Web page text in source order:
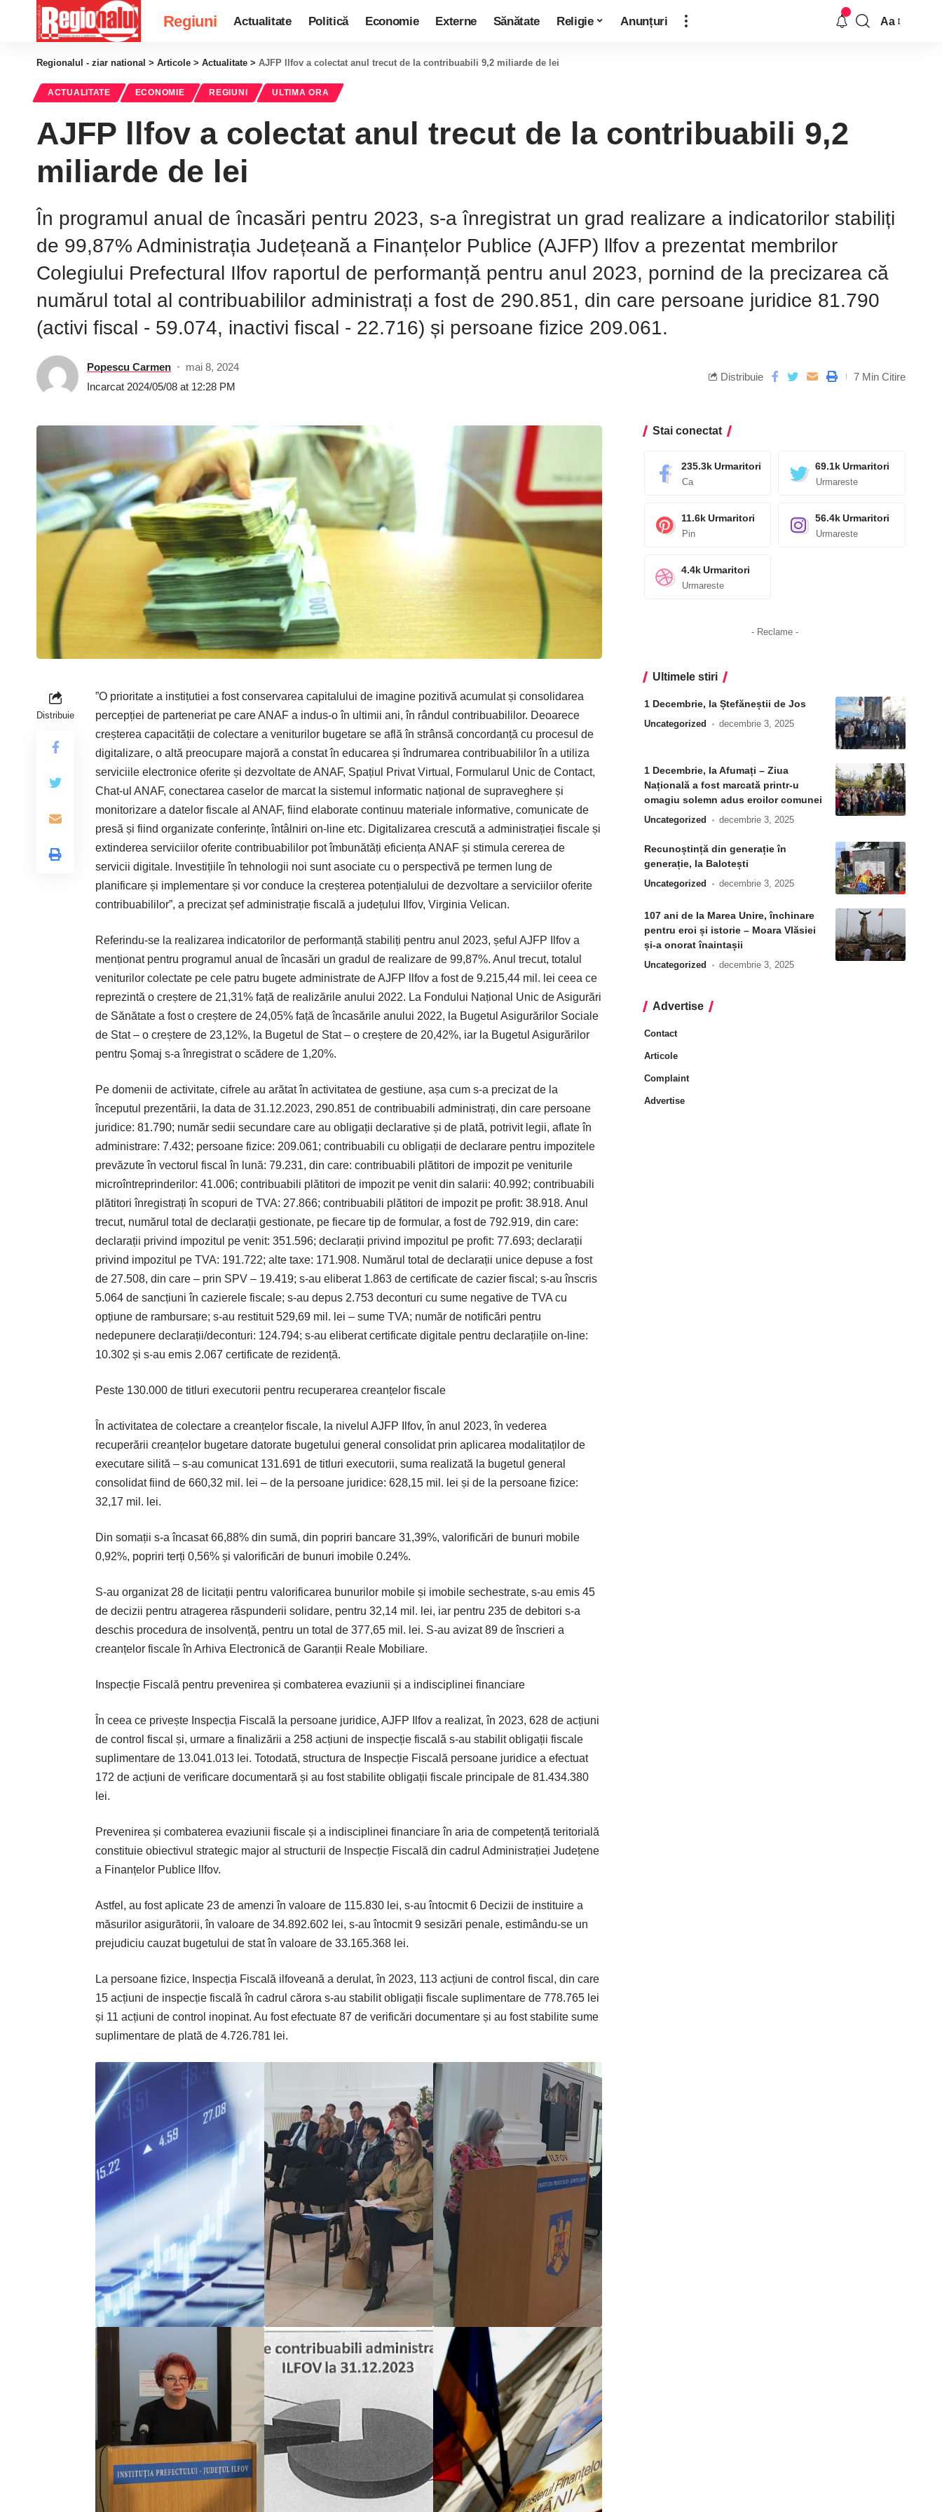
Regiuni Actualitate Politică Economie Externe Sănătate Religie Anunțuri Aa
Regionalul - ziar national > Articole > Actualitate > AJFP llfov a colectat anul trecut de la contribuabili 9,2 miliarde de lei
ACTUALITATE ECONOMIE REGIUNI ULTIMA ORA
AJFP llfov a colectat anul trecut de la contribuabili 9,2
miliarde de lei
În programul anual de încasări pentru 2023, s-a înregistrat un grad realizare a indicatorilor stabiliți
de 99,87% Administrația Județeană a Finanțelor Publice (AJFP) llfov a prezentat membrilor
Colegiului Prefectural Ilfov raportul de performanță pentru anul 2023, pornind de la precizarea că
numărul total al contribuabililor administrați a fost de 290.851, din care persoane juridice 81.790
(activi fiscal - 59.074, inactivi fiscal - 22.716) și persoane fizice 209.061.
Popescu Carmen
mai 8, 2024
Incarcat 2024/05/08 at 12:28 PM
Distribuie 7 Min Citire
Distribuie
”O prioritate a instițutiei a fost conservarea capitalului de imagine pozitivă acumulat și consolidarea
percepției de parteneriat pe care ANAF a in­dus-o în ultimii ani, în rândul contribuabililor. Deoarece
creșterea capacității de colectare a veniturilor bugetare se află în strânsă concordanță cu procesul de
digitalizare, o altă preocupare majoră a constat în educarea și îndrumarea contribuabililor în a utiliza
serviciile electronice oferite și dezvoltate de ANAF, Spațiul Privat Virtual, Formularul Unic de Contact,
Chat-ul ANAF, conectarea caselor de marcat la sistemul informatic național de supraveghere și
monitorizare a datelor fiscale al ANAF, fiind elaborate continuu materiale informative, comunicate de
presă și fiind organizate conferințe, întâlniri on-line etc. Digitalizarea crescută a administrației fiscale și
extinderea serviciilor oferite contribuabililor pot îmbunătăți eficiența ANAF și stimula cererea de
servicii digitale. lnvestițiile în tehnologii noi sunt asociate cu o perspectivă pe termen lung de
planificare și implementare și vor conduce la creșterea potențialului de dezvoltare a serviciilor oferite
contribuabililor”, a precizat șef administrație fiscală a județului Ilfov, Virginia Velican.
Referindu-se la realizarea indicatorilor de performanță stabiliți pentru anul 2023, șeful AJFP Ilfov a
menționat pentru programul anual de încasări un gradul de realizare de 99,87%. Anul trecut, totalul
veniturilor colectate pe cele patru bugete administrate de AJFP llfov a fost de 9.215,44 mil. lei ceea ce
reprezintă o creștere de 21,31% față de realizările anului 2022. La Fondului Național Unic de Asigurări
de Sănătate a fost o creștere de 24,05% față de încasările anului 2022, la Bugetul Asigurărilor Sociale
de Stat – o creștere de 23,12%, la Bugetul de Stat – o creștere de 20,42%, iar la Bugetul Asigurărilor
pentru Șomaj s-a înregistrat o scădere de 1,20%.
Pe domenii de activitate, cifrele au arătat în activitatea de gestiune, așa cum s-a precizat de la
începutul prezentării, la data de 31.12.2023, 290.851 de contribuabili administrați, din care persoane
juridice: 81.790; număr sedii secundare care au obligații declarative și de plată, potrivit legii, aflate în
administrare: 7.432; persoane fizice: 209.061; contribuabili cu obligații de declarare pentru impozitele
prevăzute în vectorul fiscal în lună: 79.231, din care: contribuabili plătitori de impozit pe veniturile
microîntreprinderilor: 41.006; contribuabili plătitori de impozit pe venit din salarii: 40.992; contribuabili
plătitori înregistrați în scopuri de TVA: 27.866; contribuabili plătitori de impozit pe profit: 38.918. Anul
trecut, numărul total de declarații gestionate, pe fiecare tip de formular, a fost de 792.919, din care:
declarații privind impozitul pe venit: 351.596; declarații privind impozitul pe profit: 77.693; declarații
privind impozitul pe TVA: 191.722; alte taxe: 171.908. Numărul total de declarații unice depuse a fost
de 27.508, din care – prin SPV – 19.419; s-au eliberat 1.863 de certificate de cazier fiscal; s-au înscris
5.064 de sancțiuni în cazierele fiscale; s-au depus 2.753 deconturi cu sume negative de TVA cu
opțiune de rambursare; s-au restituit 529,69 mil. lei – sume TVA; număr de notificări pentru
nedepunere declarații/deconturi: 124.794; s-au eliberat certificate digitale pentru declarațiile on-line:
10.302 și s-au emis 2.067 certificate de rezidență.
Peste 130.000 de titluri executorii pentru recuperarea creanțelor fiscale
În activitatea de colectare a creanțelor fiscale, la nivelul AJFP Ilfov, în anul 2023, în vederea
recuperării creanțelor bugetare datorate bugetului general consolidat prin aplicarea modalitaților de
executare silită – s-au comunicat 131.691 de titluri executorii, suma realizată la bugetul general
consolidat fiind de 660,32 mil. lei – de la persoane juridice: 628,15 mil. lei și de la persoane fizice:
32,17 mil. lei.
Din somații s-a încasat 66,88% din sumă, din popriri bancare 31,39%, valorificări de bunuri mobile
0,92%, popriri terți 0,56% și valorificări de bunuri imobile 0.24%.
S-au organizat 28 de licitații pentru valorificarea bunurilor mobile și imobile sechestrate, s-au emis 45
de decizii pentru atragerea răspunderii solidare, pentru 32,14 mil. lei, iar pentru 235 de debitori s-a
deschis procedura de insolvență, pentru un total de 377,65 mil. lei. S-au avizat 89 de înscrieri a
creanțelor fiscale în Arhiva Electronică de Garanții Reale Mobiliare.
Inspecție Fiscală pentru prevenirea și combaterea evaziunii și a indisciplinei financiare
În ceea ce privește Inspecția Fiscală la persoane juridice, AJFP Ilfov a realizat, în 2023, 628 de acțiuni
de control fiscal și, urmare a finalizării a 258 acțiuni de inspecție fiscală s-au stabilit obligații fiscale
suplimentare de 13.041.013 lei. Totodată, structura de Inspecție Fiscală persoane juridice a efectuat
172 de acțiuni de verificare documentară și au fost stabilite obligații fiscale principale de 81.434.380
lei.
Prevenirea și combaterea evaziunii fiscale și a indisciplinei financiare în aria de competență teritorială
constituie obiectivul strategic major al structurii de lnspecție Fiscală din cadrul Administrației Județene
a Finanțelor Publice llfov.
Astfel, au fost aplicate 23 de amenzi în valoare de 115.830 lei, s-au întocmit 6 Decizii de instituire a
măsurilor asigurătorii, în valoare de 34.892.602 lei, s­-au întocmit 9 sesizări penale, estimându-se un
prejudiciu cauzat bugetului de stat în valoare de 33.165.368 lei.
La persoane fizice, Ins­pec­ția Fiscală ilfoveană a derulat, în 2023, 113 acțiuni de control fiscal, din care
15 acțiuni de inspecție fiscală în cadrul cărora s-au stabilit obligații fiscale suplimentare de 778.765 lei
și 11 acțiuni de control inopinat. Au fost efectuate 87 de verificări documentare și au fost stabilite sume
suplimentare de plată de 4.726.781 lei.
Stai conectat
235.3k Urmaritori
Ca
69.1k Urmaritori
Urmareste
11.6k Urmaritori
Pin
56.4k Urmaritori
Urmareste
4.4k Urmaritori
Urmareste
- Reclame -
Ultimele stiri
1 Decembrie, la Ștefăneștii de Jos
Uncategorized decembrie 3, 2025
1 Decembrie, la Afumați – Ziua
Națională a fost marcată printr-u
omagiu solemn adus eroilor comunei
Uncategorized decembrie 3, 2025
Recunoștință din generație în
generație, la Balotești
Uncategorized decembrie 3, 2025
107 ani de la Marea Unire, închinare
pentru eroi și istorie – Moara Vlăsiei
și-a onorat înaintașii
Uncategorized decembrie 3, 2025
Advertise
Contact
Articole
Complaint
Advertise